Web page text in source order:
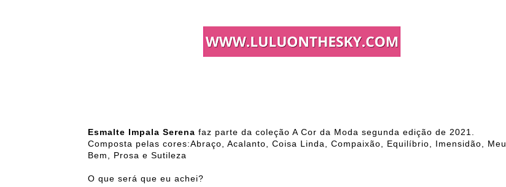
Esmalte Impala Serena faz parte da coleção A Cor da Moda segunda edição de 2021.
Composta pelas cores:Abraço, Acalanto, Coisa Linda, Compaixão, Equilíbrio, Imensidão, Meu
Bem, Prosa e Sutileza
O que será que eu achei?